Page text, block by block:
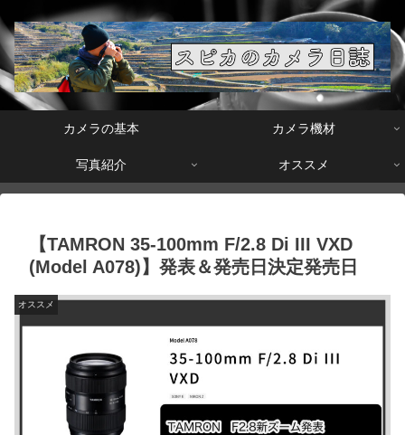
カメラの基本 カメラ機材
写真紹介 オススメ
【TAMRON 35-100mm F/2.8 Di III VXD
(Model A078)】発表＆発売日決定発売日
オススメ